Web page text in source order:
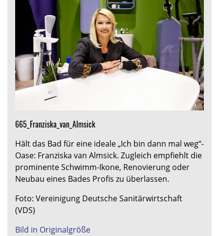
665_Franziska_van_Almsick
Hält das Bad für eine ideale „Ich bin dann mal weg“-
Oase: Franziska van Almsick. Zugleich empfiehlt die
prominente Schwimm-Ikone, Renovierung oder
Neubau eines Bades Profis zu überlassen.
Foto: Vereinigung Deutsche Sanitärwirtschaft
(VDS)
Bild in Originalgröße